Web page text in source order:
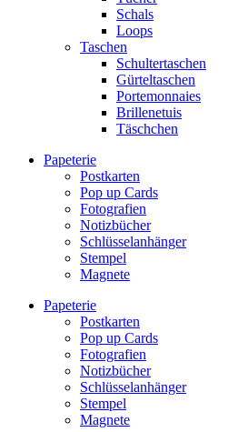
Schals
Loops
Taschen
Schultertaschen
Gürteltaschen
Portemonnaies
Brillenetuis
Täschchen
Papeterie
Postkarten
Pop up Cards
Fotografien
Notizbücher
Schlüsselanhänger
Stempel
Magnete
Papeterie
Postkarten
Pop up Cards
Fotografien
Notizbücher
Schlüsselanhänger
Stempel
Magnete